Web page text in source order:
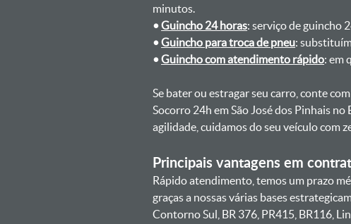
minutos.
•Guincho 24 horas: serviço de guincho
•Guincho para troca de pneu:
•Guincho com atendimento rápido: em
Se bater ou estragar seu carro, conte
Socorro 24h em São José dos Pinhais
agilidade, cuidamos do seu veículo com
Principais vantagens em
Rápido atendimento, temos um prazo
graças a nossas várias bases
Contorno Sul, BR 376, PR415, BR116,